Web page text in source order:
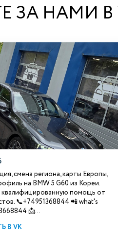
ЗА НАМИ В
смена региона, карты Европы,
на BMW 5 G60 из Кореи.
квалифицированную помощь от
📞+74951368844 📲 what's
📩...
В VK